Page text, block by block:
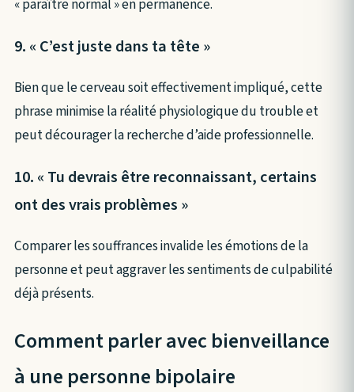
« paraître normal » en permanence.
9. « C’est juste dans ta tête »
Bien que le cerveau soit effectivement impliqué, cette
phrase minimise la réalité physiologique du trouble et
peut décourager la recherche d’aide professionnelle.
10. « Tu devrais être reconnaissant, certains
ont des vrais problèmes »
Comparer les souffrances invalide les émotions de la
personne et peut aggraver les sentiments de culpabilité
déjà présents.
Comment parler avec bienveillance
à une personne bipolaire